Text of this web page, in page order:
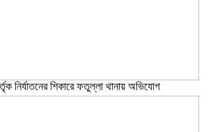
নির্যাতনের শিকারে ফতুল্লা থানায় অভিযোগ